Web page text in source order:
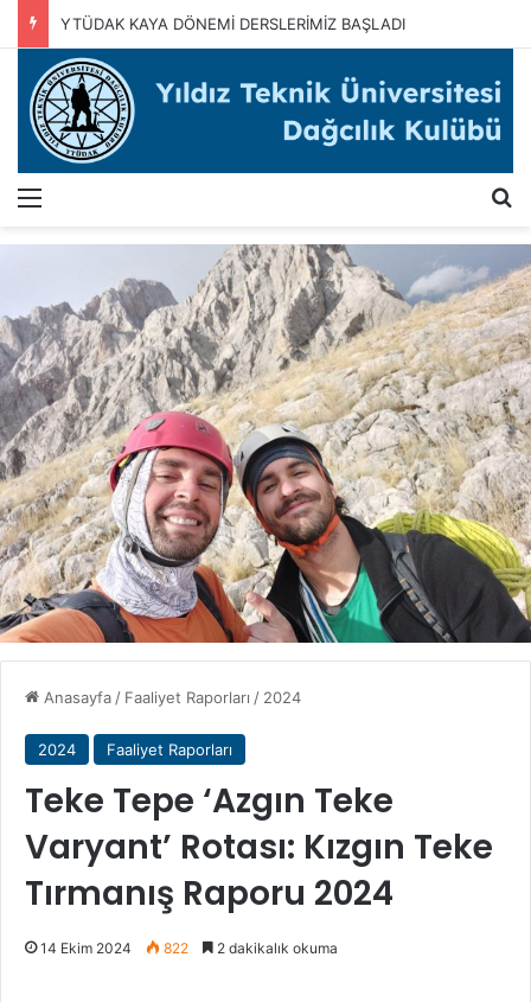
YTÜDAK KAYA DÖNEMİ DERSLERİMİZ BAŞLADI
Menü
Anasayfa / Faaliyet Raporları / 2024
2024 Faaliyet Raporları
Teke Tepe ‘Azgın Teke
Varyant’ Rotası: Kızgın Teke
Tırmanış Raporu 2024
14 Ekim 2024 822 2 dakikalık okuma